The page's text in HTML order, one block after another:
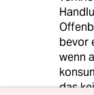
bevor
wenn
das